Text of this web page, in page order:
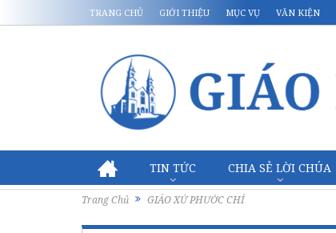
TRANG CHỦ GIỚI THIỆU MỤC VỤ VĂN KIỆN
TIN TỨC CHIA SẺ LỜI CHÚA
Trang Chủ GIÁO XỨ PHƯỚC CHÍ